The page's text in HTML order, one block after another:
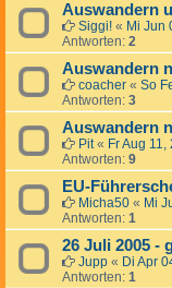
Auswandern
Siggi! « Mi Jun
Antworten: 2
Auswandern
coacher « So
Antworten: 3
Auswandern
Pit« Fr Aug
Antworten: 9
EU-
Micha50 « Mi
Antworten: 1
26 Juli 2005 -
Jupp « Di Apr
Antworten: 1